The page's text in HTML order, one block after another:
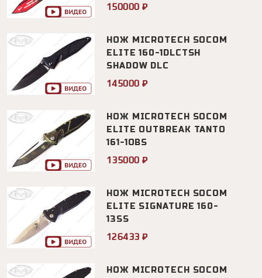
150000 ₽
НОЖ MICROTECH SOCOM
ELITE 160-1DLCTSH
SHADOW DLC
145000 ₽
НОЖ MICROTECH SOCOM
ELITE OUTBREAK TANTO
161-1OBS
135000 ₽
НОЖ MICROTECH SOCOM
ELITE SIGNATURE 160-
13SS
126433 ₽
НОЖ MICROTECH SOCOM